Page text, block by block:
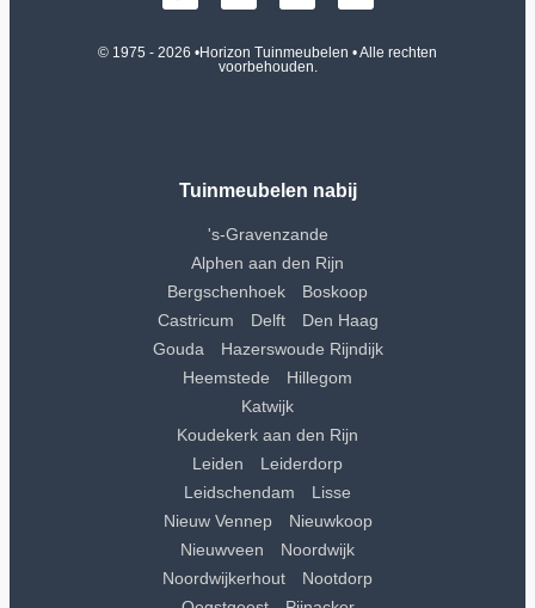
© 1975 - 2026 •Horizon Tuinmeubelen • Alle rechten
voorbehouden.
Tuinmeubelen nabij
's-Gravenzande
Alphen aan den Rijn
Bergschenhoek
Boskoop
Castricum
Delft
Den Haag
Gouda
Hazerswoude Rijndijk
Heemstede
Hillegom
Katwijk
Koudekerk aan den Rijn
Leiden
Leiderdorp
Leidschendam
Lisse
Nieuw Vennep
Nieuwkoop
Nieuwveen
Noordwijk
Noordwijkerhout
Nootdorp